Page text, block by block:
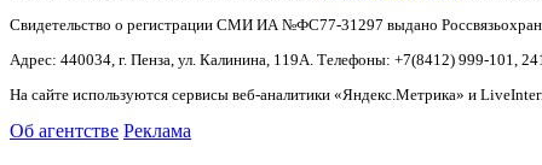
Свидетельство о регистрации СМИ ИА №ФС77-31297 выдано
Адрес: 440034, г. Пенза, ул. Калинина, 119А. Телефоны: +7(8412) 999-101,
На сайте используются сервисы веб-аналитики «Яндекс.Метрика» и
Об агентстве Реклама